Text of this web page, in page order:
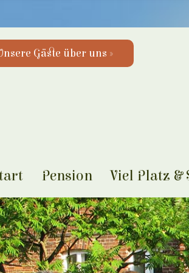
Gäste über uns »
Pension Viel Platz &